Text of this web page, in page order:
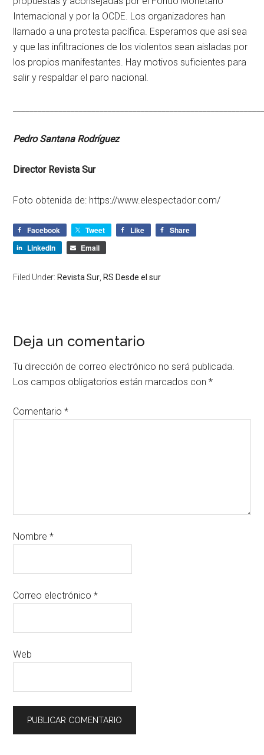
Internacional y por la OCDE. Los organizadores han
llamado a una protesta pacífica. Esperamos que así sea
y que las infiltraciones de los violentos sean aisladas por
los propios manifestantes. Hay motivos suficientes para
salir y respaldar el paro nacional.
Pedro Santana Rodríguez
Director Revista Sur
Foto obtenida de: https://www.elespectador.com/
Facebook Tweet Like
Share
LinkedIn
Email
Filed Under: Revista Sur RS Desde el sur
Deja un comentario
Tu dirección de correo electrónico no será publicada.
Los campos obligatorios están marcados con*
Comentario*
Nombre*
Correo electrónico*
Web